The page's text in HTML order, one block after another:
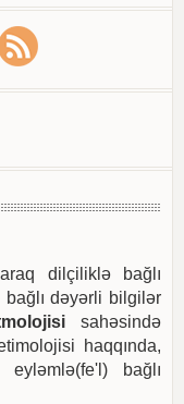
dilçiliklə bağlı
bağlı dəyərli bilgilər
sahəsində
haqqında,
bağlı